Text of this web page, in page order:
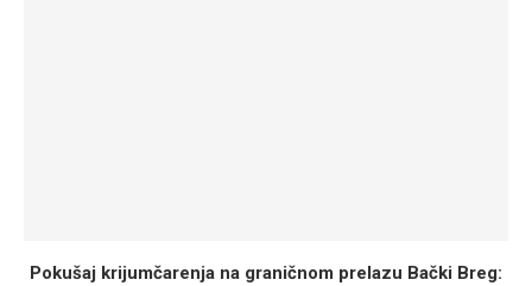
Pokušaj krijumčarenja na graničnom prelazu Bački Breg: